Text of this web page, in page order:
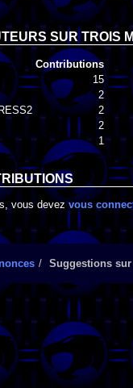
SUR TROIS
Contributions
15
2
2
2
1
vous devezvous
Suggestions sur